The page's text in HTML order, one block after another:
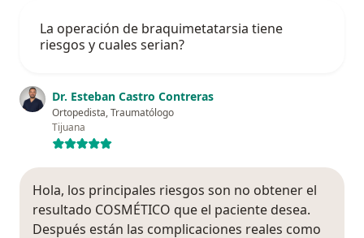
La operación de braquimetatarsia tiene
riesgos y cuales serian?
Dr. Esteban Castro Contreras
Ortopedista, Traumatólogo
Tijuana
Hola, los principales riesgos son no obtener el
resultado COSMÉTICO que el paciente desea.
Después están las complicaciones reales como